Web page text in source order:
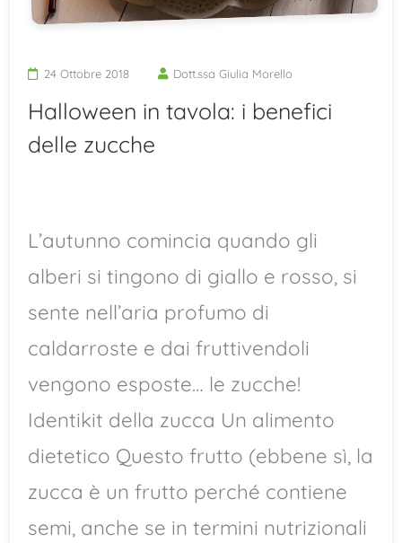
24 Ottobre 2018 Dott.ssa Giulia Morello
Halloween in tavola: i benefici
delle zucche
L’autunno comincia quando gli
alberi si tingono di giallo e rosso, si
sente nell’aria profumo di
caldarroste e dai fruttivendoli
vengono esposte… le zucche!
Identikit della zucca Un alimento
dietetico Questo frutto (ebbene sì, la
zucca è un frutto perché contiene
semi, anche se in termini nutrizionali